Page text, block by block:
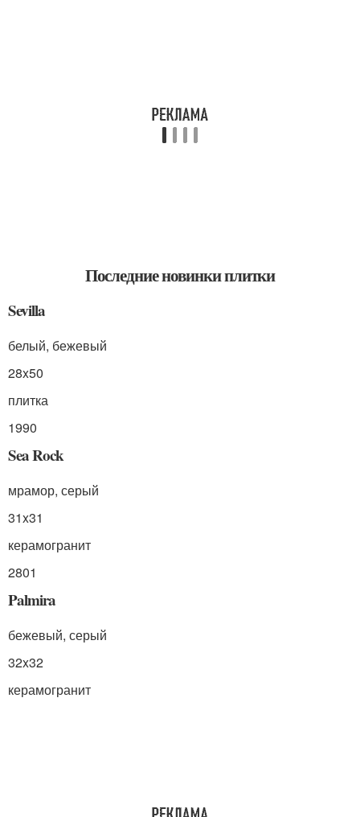
Последние новинки плитки
Sevilla
белый, бежевый
28x50
плитка
1990
Sea Rock
мрамор, серый
31x31
керамогранит
2801
Palmira
бежевый, серый
32x32
керамогранит